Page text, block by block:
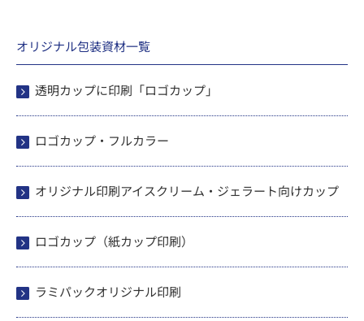
オリジナル包装資材一覧
透明カップに印刷「ロゴカップ」
ロゴカップ・フルカラー
オリジナル印刷アイスクリーム・ジェラート向けカップ
ロゴカップ（紙カップ印刷）
ラミパックオリジナル印刷